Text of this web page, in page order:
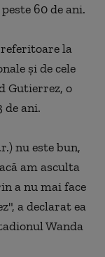
60 de ani.
la
şi de cele
Gutierrez, o
ani.
nu este bun,
am asculta
a nu mai face
a declarat ea
Wanda